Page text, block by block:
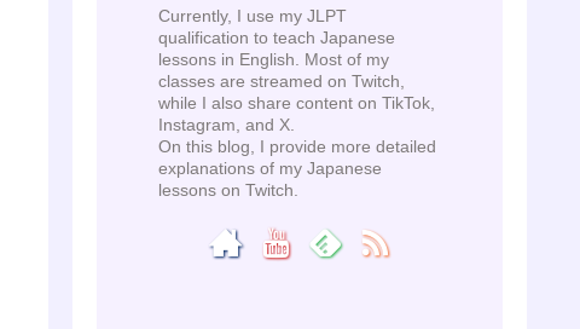
Currently, I use my JLPT
qualification to teach Japanese
lessons in English. Most of my
classes are streamed on Twitch,
while I also share content on TikTok,
Instagram, and X.
On this blog, I provide more detailed
explanations of my Japanese
lessons on Twitch.